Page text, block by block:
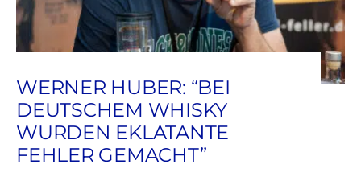
WERNER HUBER: “BEI
DEUTSCHEM WHISKY
WURDEN EKLATANTE
FEHLER GEMACHT”